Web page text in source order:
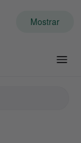
Mostrar